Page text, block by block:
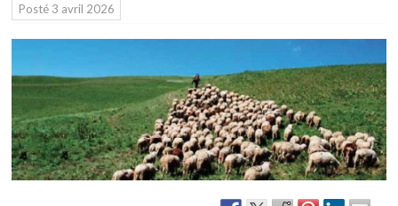
Ressources
Posté 3 avril 2026